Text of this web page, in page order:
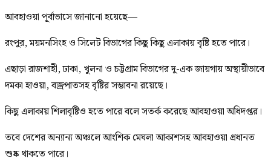
আবহাওয়া পূর্বাভাসে জানানো হয়েছে—
রংপুর, ময়মনসিংহ ও সিলেট বিভাগের কিছু কিছু এলাকায় বৃষ্টি হতে পারে।
এছাড়া রাজশাহী, ঢাকা, খুলনা ও চট্টগ্রাম বিভাগের দু-এক জায়গায় অস্থায়ীভাবে
দমকা হাওয়া, বজ্রপাতসহ বৃষ্টির সম্ভাবনা রয়েছে।
কিছু এলাকায় শিলাবৃষ্টিও হতে পারে বলে সতর্ক করেছে আবহাওয়া অধিদপ্তর।
তবে দেশের অন্যান্য অঞ্চলে আংশিক মেঘলা আকাশসহ আবহাওয়া প্রধানত
শুষ্ক থাকতে পারে।